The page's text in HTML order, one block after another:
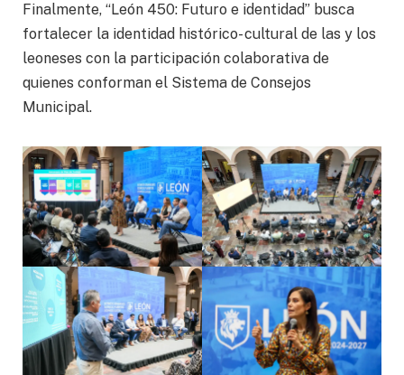
Finalmente, “León 450: Futuro e identidad” busca
fortalecer la identidad histórico- cultural de las y los
leoneses con la participación colaborativa de
quienes conforman el Sistema de Consejos
Municipal.